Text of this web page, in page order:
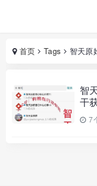
首页 Tags 智天原
智
干
7